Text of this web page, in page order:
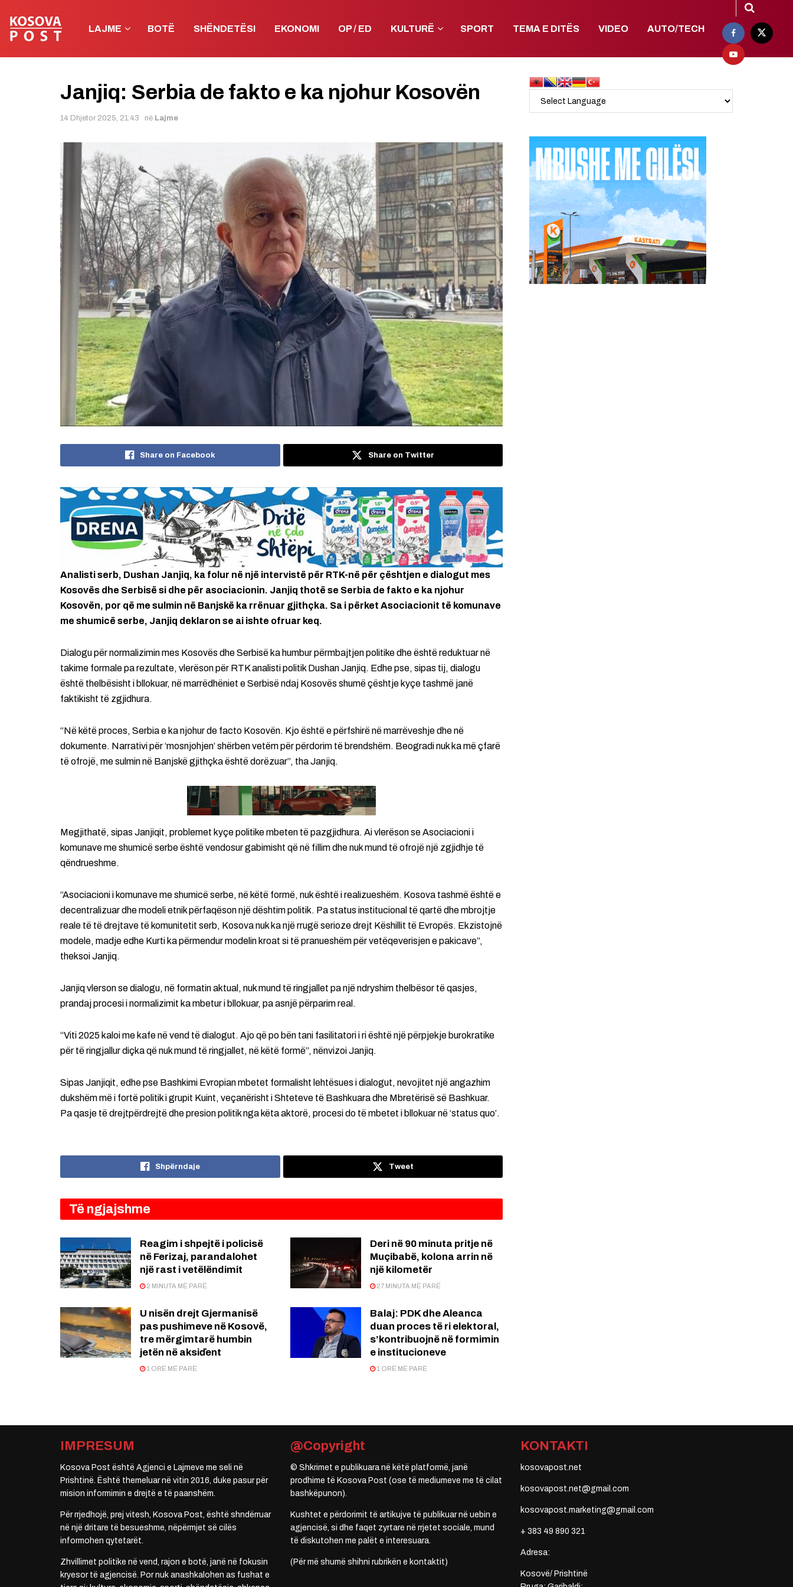
LAJME BOTË SHËNDETËSI EKONOMI OP / ED KULTURË SPORT TEMA E DITËS VIDEO AUTO/TECH
Janjiq: Serbia de fakto e ka njohur Kosovën
14 Dhjetor 2025, 21:43 në Lajme
Share on Facebook Share on Twitter
Analisti serb, Dushan Janjiq, ka folur në një intervistë për RTK-në për çështjen e dialogut mes
Kosovës dhe Serbisë si dhe për asociacionin. Janjiq thotë se Serbia de fakto e ka njohur
Kosovën, por që me sulmin në Banjskë ka rrënuar gjithçka. Sa i përket Asociacionit të komunave
me shumicë serbe, Janjiq deklaron se ai ishte ofruar keq.
Dialogu për normalizimin mes Kosovës dhe Serbisë ka humbur përmbajtjen politike dhe është reduktuar në
takime formale pa rezultate, vlerëson për RTK analisti politik Dushan Janjiq. Edhe pse, sipas tij, dialogu
është thelbësisht i bllokuar, në marrëdhëniet e Serbisë ndaj Kosovës shumë çështje kyçe tashmë janë
faktikisht të zgjidhura.
“Në këtë proces, Serbia e ka njohur de facto Kosovën. Kjo është e përfshirë në marrëveshje dhe në
dokumente. Narrativi për ‘mosnjohjen’ shërben vetëm për përdorim të brendshëm. Beogradi nuk ka më çfarë
të ofrojë, me sulmin në Banjskë gjithçka është dorëzuar”, tha Janjiq.
Megjithatë, sipas Janjiqit, problemet kyçe politike mbeten të pazgjidhura. Ai vlerëson se Asociacioni i
komunave me shumicë serbe është vendosur gabimisht që në fillim dhe nuk mund të ofrojë një zgjidhje të
qëndrueshme.
“Asociacioni i komunave me shumicë serbe, në këtë formë, nuk është i realizueshëm. Kosova tashmë është e
decentralizuar dhe modeli etnik përfaqëson një dështim politik. Pa status institucional të qartë dhe mbrojtje
reale të të drejtave të komunitetit serb, Kosova nuk ka një rrugë serioze drejt Këshillit të Evropës. Ekzistojnë
modele, madje edhe Kurti ka përmendur modelin kroat si të pranueshëm për vetëqeverisjen e pakicave”,
theksoi Janjiq.
Janjiq vlerson se dialogu, në formatin aktual, nuk mund të ringjallet pa një ndryshim thelbësor të qasjes,
prandaj procesi i normalizimit ka mbetur i bllokuar, pa asnjë përparim real.
“Viti 2025 kaloi me kafe në vend të dialogut. Ajo që po bën tani fasilitatori i ri është një përpjekje burokratike
për të ringjallur diçka që nuk mund të ringjallet, në këtë formë”, nënvizoi Janjiq.
Sipas Janjiqit, edhe pse Bashkimi Evropian mbetet formalisht lehtësues i dialogut, nevojitet një angazhim
dukshëm më i fortë politik i grupit Kuint, veçanërisht i Shteteve të Bashkuara dhe Mbretërisë së Bashkuar.
Pa qasje të drejtpërdrejtë dhe presion politik nga këta aktorë, procesi do të mbetet i bllokuar në ‘status quo’.
Shpërndaje Tweet
Të ngjajshme
Reagim i shpejtë i policisë
në Ferizaj, parandalohet
një rast i vetëlëndimit
2 MINUTA MË PARË
Deri në 90 minuta pritje në
Muçibabë, kolona arrin në
një kilometër
27 MINUTA MË PARË
U nisën drejt Gjermanisë
pas pushimeve në Kosovë,
tre mërgimtarë humbin
jetën në aksiďent
1 ORË MË PARË
Balaj: PDK dhe Aleanca
duan proces të ri elektoral,
s’kontribuojnë në formimin
e institucioneve
1 ORË MË PARË
IMPRESUM
Kosova Post është Agjenci e Lajmeve me seli në
Prishtinë. Është themeluar në vitin 2016, duke pasur për
mision informimin e drejtë e të paanshëm.
Për rrjedhojë, prej vitesh, Kosova Post, është shndërruar
në një dritare të besueshme, nëpërmjet së cilës
informohen qytetarët.
Zhvillimet politike në vend, rajon e botë, janë në fokusin
kryesor të agjencisë. Por nuk anashkalohen as fushat e
@Copyright
© Shkrimet e publikuara në këtë platformë, janë
prodhime të Kosova Post (ose të mediumeve me të cilat
bashkëpunon).
Kushtet e përdorimit të artikujve të publikuar në uebin e
agjencisë, si dhe faqet zyrtare në rrjetet sociale, mund
të diskutohen me palët e interesuara.
(Për më shumë shihni rubrikën e kontaktit)
KONTAKTI
kosovapost.net
kosovapost.net@gmail.com
kosovapost.marketing@gmail.com
+ 383 49 890 321
Adresa:
Kosovë/ Prishtinë